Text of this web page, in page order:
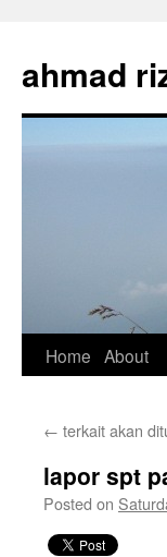
content
ahmad
Home About
← terkait akan
lapor spt
Posted on